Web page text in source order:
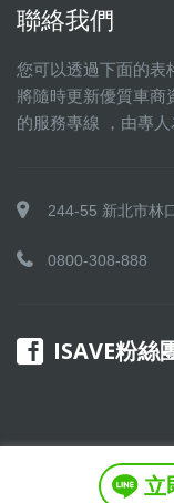
立
聯絡我們
您可以透過下面的表
將隨時更新優質車商
的服務專線 ，由專人
244-55 新北市林
0800-308-888
ISAVE粉絲
Copyright ©